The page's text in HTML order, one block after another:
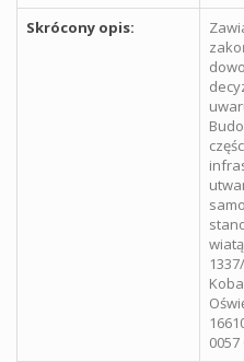
Skrócony opis: